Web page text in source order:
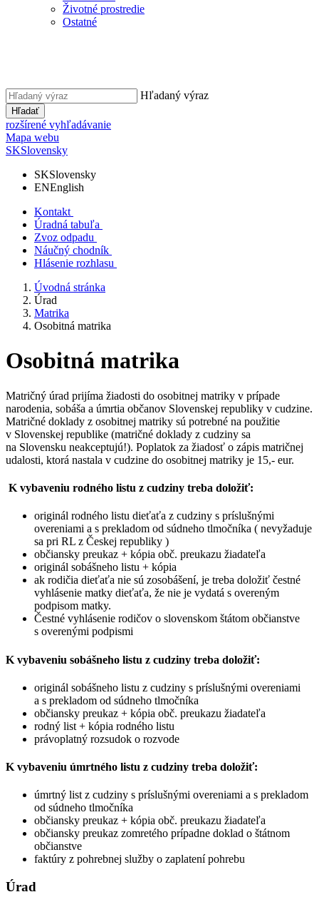
Životné prostredie
Ostatné
Hľadaný výraz
Hľadať
rozšírené vyhľadávanie
Mapa webu
SKSlovensky
SKSlovensky
ENEnglish
Kontakt
Úradná tabuľa
Zvoz odpadu
Náučný chodník
Hlásenie rozhlasu
Úvodná stránka
Úrad
Matrika
Osobitná matrika
Osobitná matrika
Matričný úrad prijíma žiadosti do osobitnej matriky v prípade
narodenia, sobáša a úmrtia občanov Slovenskej republiky v cudzine.
Matričné doklady z osobitnej matriky sú potrebné na použitie
v Slovenskej republike (matričné doklady z cudziny sa
na Slovensku neakceptujú!). Poplatok za žiadosť o zápis matričnej
udalosti, ktorá nastala v cudzine do osobitnej matriky je 15,- eur.
K vybaveniu rodného listu z cudziny treba doložiť:
originál rodného listu dieťaťa z cudziny s príslušnými
overeniami a s prekladom od súdneho tlmočníka ( nevyžaduje
sa pri RL z Českej republiky )
občiansky preukaz + kópia obč. preukazu žiadateľa
originál sobášneho listu + kópia
ak rodičia dieťaťa nie sú zosobášení, je treba doložiť čestné
vyhlásenie matky dieťaťa, že nie je vydatá s overeným
podpisom matky.
Čestné vyhlásenie rodičov o slovenskom štátom občianstve
s overenými podpismi
K vybaveniu sobášneho listu z cudziny treba doložiť:
originál sobášneho listu z cudziny s príslušnými overeniami
a s prekladom od súdneho tlmočníka
občiansky preukaz + kópia obč. preukazu žiadateľa
rodný list + kópia rodného listu
právoplatný rozsudok o rozvode
K vybaveniu úmrtného listu z cudziny treba doložiť:
úmrtný list z cudziny s príslušnými overeniami a s prekladom
od súdneho tlmočníka
občiansky preukaz + kópia obč. preukazu žiadateľa
občiansky preukaz zomretého prípadne doklad o štátnom
občianstve
faktúry z pohrebnej služby o zaplatení pohrebu
Úrad